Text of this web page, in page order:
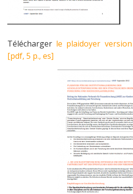
Télécharger le plaidoyer
[pdf, 5 p., es]